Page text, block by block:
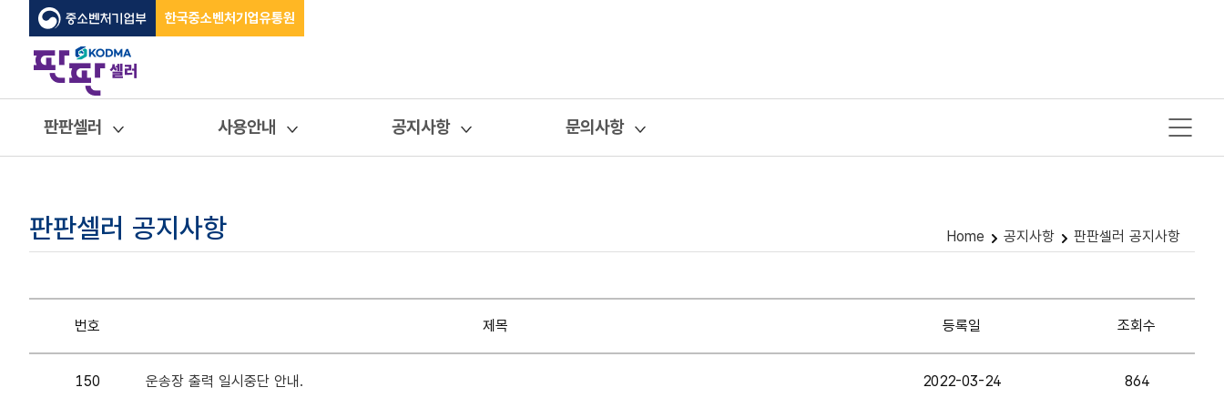
한국중소벤처기업유통원
판판셀러 사용안내 공지사항 문의사항
판판셀러 공지사항 Home 공지사항 판판셀러 공지사항
번호 제목 등록일 조회수
150 운송장 출력 일시중단 안내. 2022-03-24 864